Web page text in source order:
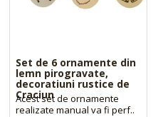
Set de 6 ornamente din
lemn pirogravate,
decoratiuni rustice de
Craciun
Acest set de ornamente
realizate manual va fi perf..